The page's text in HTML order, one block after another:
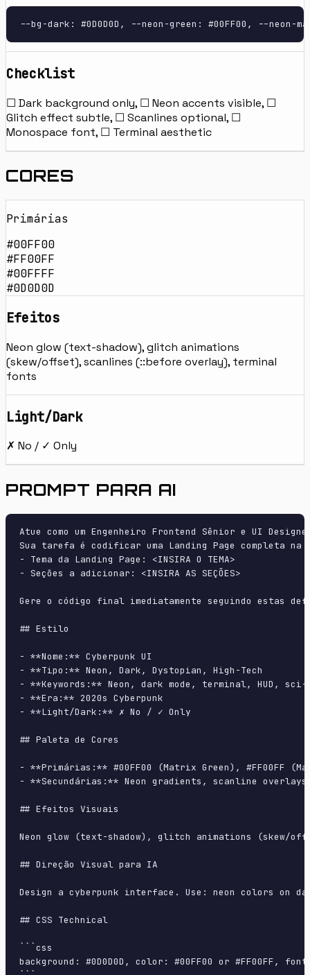
--bg-dark: #0D0D0D, --neon-green: #00FF00, --
Checklist
☐ Dark background only, ☐ Neon accents visible, ☐
Glitch effect subtle, ☐ Scanlines optional, ☐
Monospace font, ☐ Terminal aesthetic
CORES
Primárias
#00FF00
#FF00FF
#00FFFF
#0D0D0D
Efeitos
Neon glow (text-shadow), glitch animations
(skew/offset), scanlines (::before overlay), terminal
fonts
Light/Dark
✗ No / ✓ Only
PROMPT PARA AI
Atue como um Engenheiro Frontend Sênior e UI
Sua tarefa é codificar uma Landing Page completa
- Tema da Landing Page: <INSIRA O TEMA>
- Seções a adicionar: <INSIRA AS SEÇÕES>
Gere o código final imediatamente seguindo estas
## Estilo
- **Nome:** Cyberpunk UI
- **Tipo:** Neon, Dark, Dystopian, High-Tech
- **Keywords:** Neon, dark mode, terminal,
- **Era:** 2020s Cyberpunk
- **Light/Dark:** ✗ No / ✓ Only
## Paleta de Cores
- **Primárias:** #00FF00 (Matrix Green), #FF00FF
- **Secundárias:** Neon gradients, scanline
## Efeitos Visuais
Neon glow (text-shadow), glitch animations
## Direção Visual para IA
Design a cyberpunk interface. Use: neon colors on
## CSS Technical
```css
background: #0D0D0D, color: #00FF00 or